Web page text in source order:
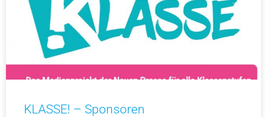
KLASSE! – Sponsoren